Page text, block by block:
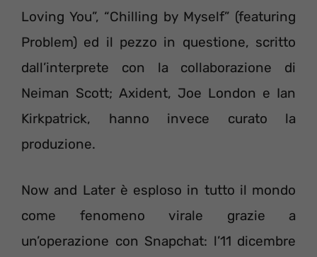
Loving You”, “Chilling by Myself” (featuring
Problem) ed il pezzo in questione, scritto
dall’interprete con la collaborazione di
Neiman Scott; Axident, Joe London e Ian
Kirkpatrick, hanno invece curato la
produzione.
Now and Later è esploso in tutto il mondo
come fenomeno virale grazie a
un’operazione con Snapchat: l’11 dicembre